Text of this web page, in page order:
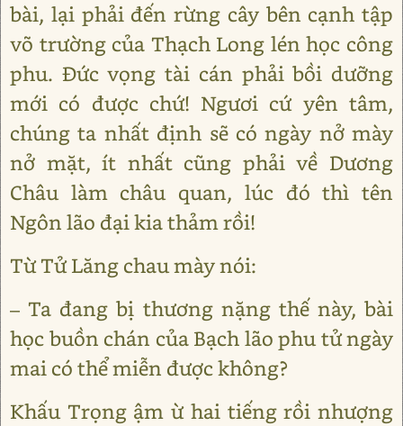
bài, lại phải đến rừng cây bên cạnh tập
võ trường của Thạch Long lén học công
phu. Đức vọng tài cán phải bồi dưỡng
mới có được chứ! Ngươi cứ yên tâm,
chúng ta nhất định sẽ có ngày nở mày
nở mặt, ít nhất cũng phải về Dương
Châu làm châu quan, lúc đó thì tên
Ngôn lão đại kia thảm rồi!
Từ Tử Lăng chau mày nói:
– Ta đang bị thương nặng thế này, bài
học buồn chán của Bạch lão phu tử ngày
mai có thể miễn được không?
Khấu Trọng ậm ừ hai tiếng rồi nhượng